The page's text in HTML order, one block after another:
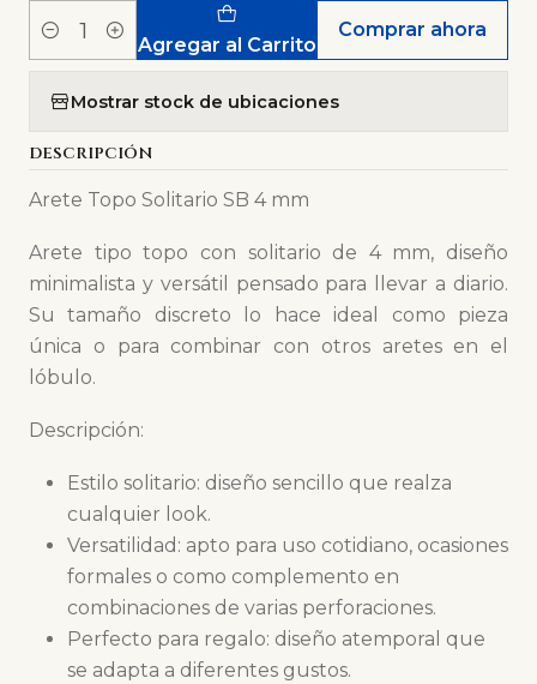
Cantidad Agregar al Carrito
Comprar ahora
Mostrar stock de ubicaciones
DESCRIPCIÓN
Arete Topo Solitario SB 4 mm
Arete tipo topo con solitario de 4 mm, diseño
minimalista y versátil pensado para llevar a diario.
Su tamaño discreto lo hace ideal como pieza
única o para combinar con otros aretes en el
lóbulo.
Descripción:
Estilo solitario: diseño sencillo que realza
cualquier look.
Versatilidad: apto para uso cotidiano, ocasiones
formales o como complemento en
combinaciones de varias perforaciones.
Perfecto para regalo: diseño atemporal que
se adapta a diferentes gustos.